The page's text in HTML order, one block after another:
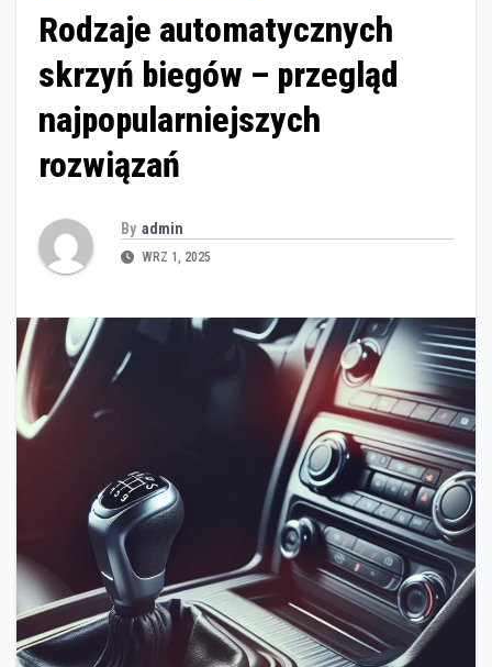
Rodzaje automatycznych
skrzyń biegów – przegląd
najpopularniejszych
rozwiązań
By admin
WRZ 1, 2025